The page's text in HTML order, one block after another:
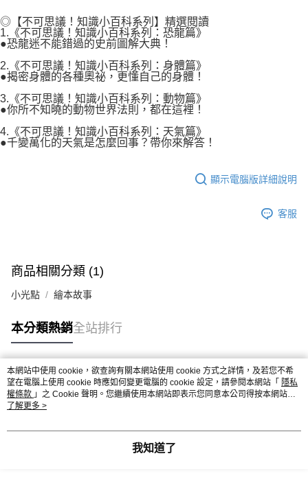
◎【不可思議！知識小百科系列】精選閱讀
1.《不可思議！知識小百科系列：恐龍篇》
●恐龍迷不能錯過的史前圖解大典！
2.《不可思議！知識小百科系列：身體篇》
●揭密身體的各種奧祕，更懂自己的身體！
3.《不可思議！知識小百科系列：動物篇》
●你所不知曉的動物世界法則，都在這裡！
4.《不可思議！知識小百科系列：天氣篇》
●千變萬化的天氣是怎麼回事？帶你來解答！
顯示電腦版詳細說明
客服
商品相關分類 (1)
小光點 繪本故事
本分類熱銷全站排行
熱門標籤
本網站中使用 cookie，欲查詢有關本網站使用 cookie 方式之詳情，及若您不希
望在電腦上使用 cookie 時應如何變更電腦的 cookie 設定，請參閱本網站「 隱私
權條款 」之 Cookie 聲明。您繼續使用本網站即表示您同意本公司得按本網站使
用條款之 Cookie 聲明使用 cookie。
了解更多 >
我知道了